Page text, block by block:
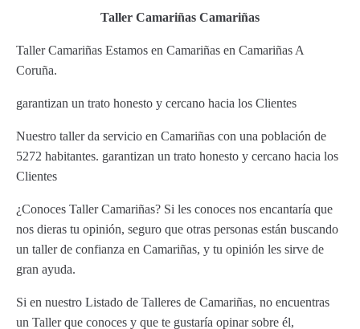
Taller Camariñas Camariñas
Taller Camariñas Estamos en Camariñas en Camariñas A
Coruña.
garantizan un trato honesto y cercano hacia los Clientes
Nuestro taller da servicio en Camariñas con una población de
5272 habitantes. garantizan un trato honesto y cercano hacia los
Clientes
¿Conoces Taller Camariñas? Si les conoces nos encantaría que
nos dieras tu opinión, seguro que otras personas están buscando
un taller de confianza en Camariñas, y tu opinión les sirve de
gran ayuda.
Si en nuestro Listado de Talleres de Camariñas, no encuentras
un Taller que conoces y que te gustaría opinar sobre él,